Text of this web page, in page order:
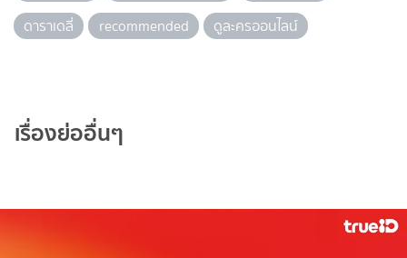
ดาราเดลี่
recommended ดูละครออนไลน์
เรื่องย่ออื่นๆ